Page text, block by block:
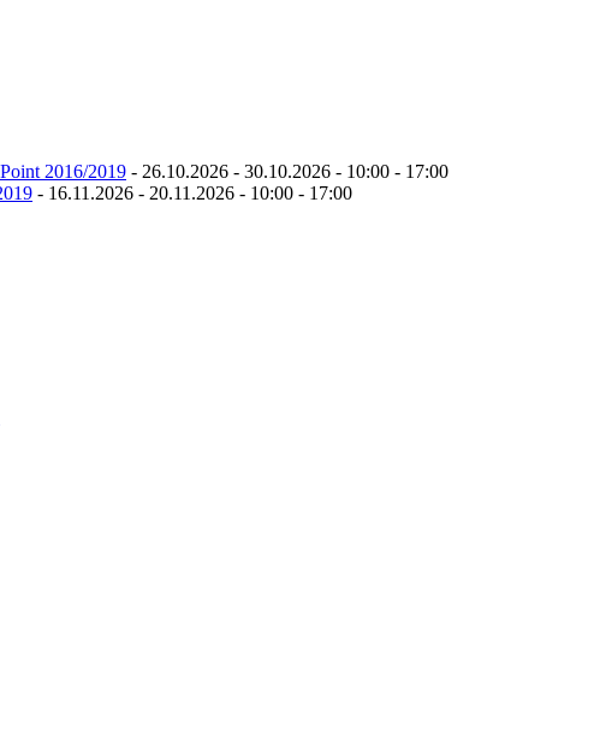
2016/2019 - 26.10.2026 - 30.10.2026 - 10:00 - 17:00
- 16.11.2026 - 20.11.2026 - 10:00 - 17:00